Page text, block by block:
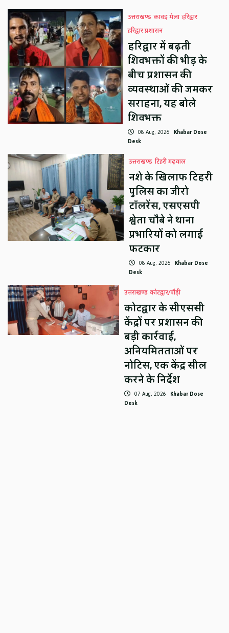
उत्तराखण्ड कावड़ मेला हरिद्वार
हरिद्वार प्रशासन
हरिद्वार में बढ़ती
शिवभक्तों की भीड़ के
बीच प्रशासन की
व्यवस्थाओं की जमकर
सराहना, यह बोले
शिवभक्त
08 Aug, 2026 Khabar Dose
Desk
उत्तराखण्ड टिहरी गढ़वाल
नशे के खिलाफ टिहरी
पुलिस का जीरो
टॉलरेंस, एसएसपी
श्वेता चौबे ने थाना
प्रभारियों को लगाई
फटकार
08 Aug, 2026 Khabar Dose
Desk
उत्तराखण्ड कोटद्वार/पौड़ी
कोटद्वार के सीएससी
केंद्रों पर प्रशासन की
बड़ी कार्रवाई,
अनियमितताओं पर
नोटिस, एक केंद्र सील
करने के निर्देश
07 Aug, 2026 Khabar Dose
Desk